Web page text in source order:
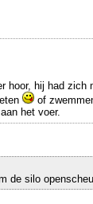
hoor, hij had zich
of
het voer.
de silo